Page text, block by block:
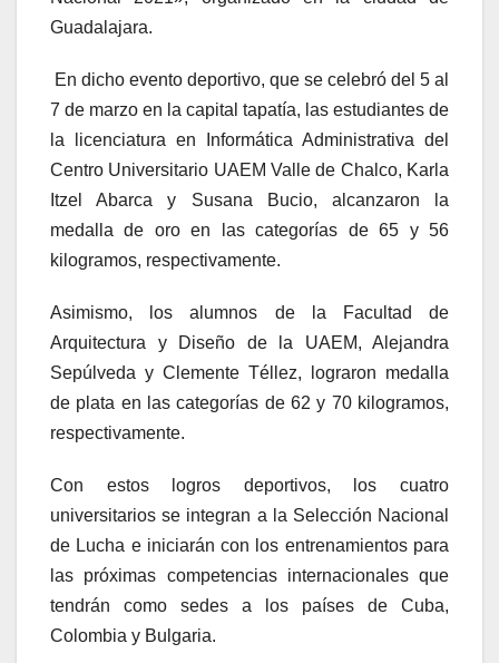
Guadalajara.
En dicho evento deportivo, que se celebró del 5 al
7 de marzo en la capital tapatía, las estudiantes de
la licenciatura en Informática Administrativa del
Centro Universitario UAEM Valle de Chalco, Karla
Itzel Abarca y Susana Bucio, alcanzaron la
medalla de oro en las categorías de 65 y 56
kilogramos, respectivamente.
Asimismo, los alumnos de la Facultad de
Arquitectura y Diseño de la UAEM, Alejandra
Sepúlveda y Clemente Téllez, lograron medalla
de plata en las categorías de 62 y 70 kilogramos,
respectivamente.
Con estos logros deportivos, los cuatro
universitarios se integran a la Selección Nacional
de Lucha e iniciarán con los entrenamientos para
las próximas competencias internacionales que
tendrán como sedes a los países de Cuba,
Colombia y Bulgaria.